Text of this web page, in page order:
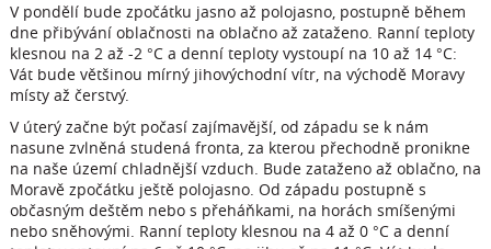
V pondělí bude zpočátku jasno až polojasno, postupně během
dne přibývání oblačnosti na oblačno až zataženo. Ranní teploty
klesnou na 2 až -2 °C a denní teploty vystoupí na 10 až 14 °C:
Vát bude většinou mírný jihovýchodní vítr, na východě Moravy
místy až čerstvý.
V úterý začne být počasí zajímavější, od západu se k nám
nasune zvlněná studená fronta, za kterou přechodně pronikne
na naše území chladnější vzduch. Bude zataženo až oblačno, na
Moravě zpočátku ještě polojasno. Od západu postupně s
občasným deštěm nebo s přeháňkami, na horách smíšenými
nebo sněhovými. Ranní teploty klesnou na 4 až 0 °C a denní